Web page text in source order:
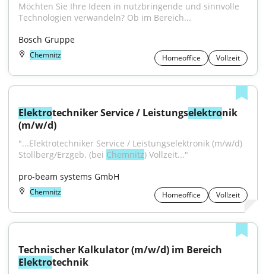
Möchten Sie Ihre Ideen in nutzbringende und sinnvolle
Technologien verwandeln? Ob im Bereich...
Bosch Gruppe
Chemnitz Homeoffice Vollzeit
Elektrotechniker Service / Leistungselektronik
(m/w/d)
"...Elektrotechniker Service / Leistungselektronik (m/w/d)
Stollberg/Erzgeb. (bei Chemnitz) Vollzeit..."
pro-beam systems GmbH
Chemnitz Homeoffice Vollzeit
Elektrotechnik